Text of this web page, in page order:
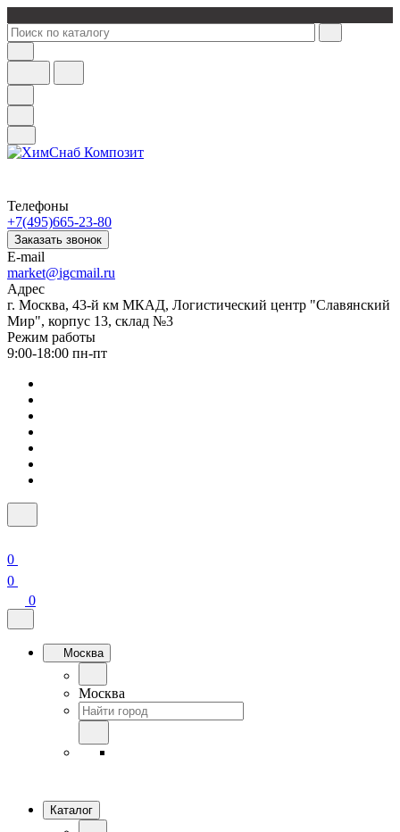
Телефоны
+7(495)665-23-80
Заказать звонок
E-mail
market@igcmail.ru
Адрес
г. Москва, 43-й км МКАД, Логистический центр "Славянский
Мир", корпус 13, склад №3
Режим работы
9:00-18:00 пн-пт
0
0
0
Москва
Москва
Каталог